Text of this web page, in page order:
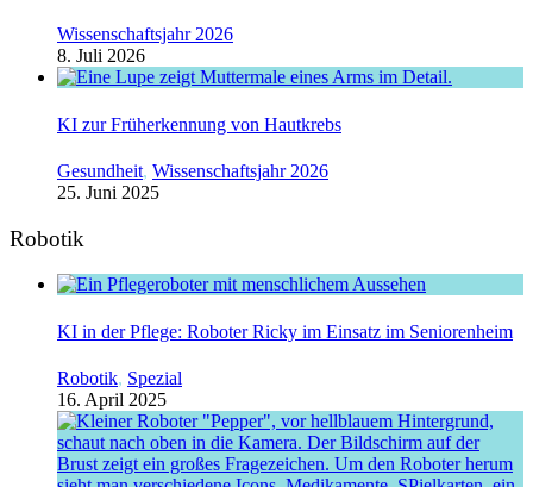
Wissenschaftsjahr 2026
8. Juli 2026
KI zur Früherkennung von Hautkrebs
Gesundheit, Wissenschaftsjahr 2026
25. Juni 2025
Robotik
KI in der Pflege: Roboter Ricky im Einsatz im Seniorenheim
Robotik, Spezial
16. April 2025